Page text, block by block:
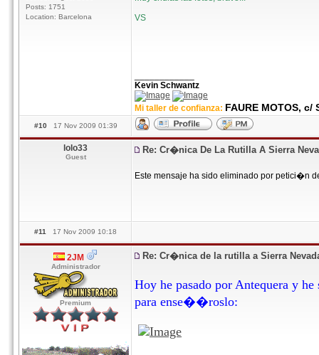
Posts: 1751
Location: Barcelona
VS
Kevin Schwantz
Mi taller de confianza: FAURE MOTOS,
#10 17 Nov 2009 01:39
lolo33
Guest
Re: Cr�nica De La Rutilla A Sierra
Este mensaje ha sido eliminado por petici�n
#11 17 Nov 2009 10:18
2JM
Administrador
Premium
Re: Cr�nica de la rutilla a Sierra
Hoy he pasado por Antequera y
para ense��roslo: